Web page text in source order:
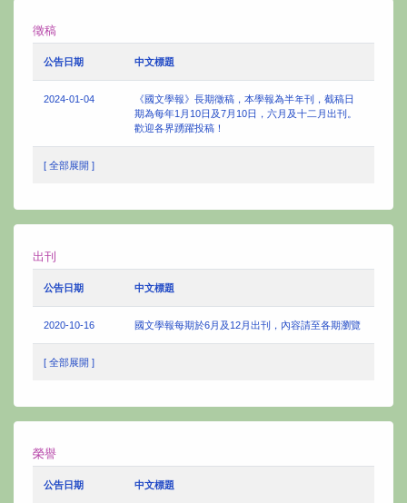
徵稿
公告日期 中文標題
2024-01-04
《國文學報》長期徵稿，本學報為半年刊，截稿日
期為每年1月10日及7月10日，六月及十二月出刊。
歡迎各界踴躍投稿！
[ 全部展開 ]
出刊
公告日期 中文標題
2020-10-16 國文學報每期於6月及12月出刊，內容請至各期瀏覽
[ 全部展開 ]
榮譽
公告日期 中文標題